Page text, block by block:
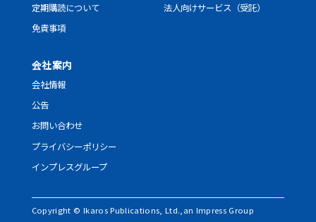
定期購読について
免責事項
法人向けサービス（受託）
会社案内
会社情報
公告
お問い合わせ
プライバシーポリシー
インプレスグループ
Copyright © Ikaros Publications, Ltd.,an Impress Group